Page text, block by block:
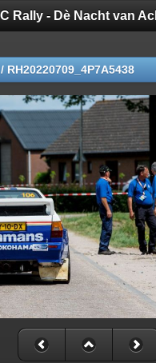
Rally - Dè Nacht van
/ RH20220709_4P7A5438